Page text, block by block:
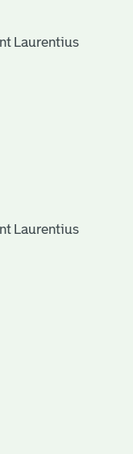
Laurentius
Laurentius